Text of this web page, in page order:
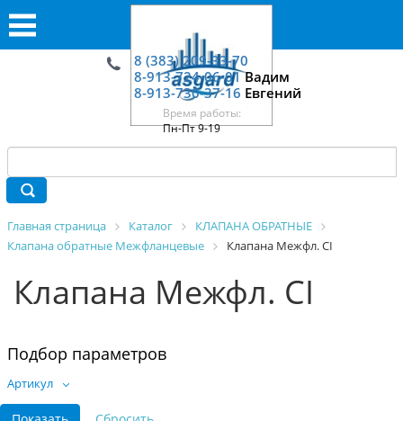
8 (383) 209-33-70
8-913-724-06-01Вадим
8-913-730-37-16 Евгений
Время работы:
Пн-Пт 9-19
Главная страница Каталог
КЛАПАНА ОБРАТНЫЕ
Клапана обратные Межфланцевые
Клапана Межфл. CI
Клапана Межфл. CI
Подбор параметров
Артикул